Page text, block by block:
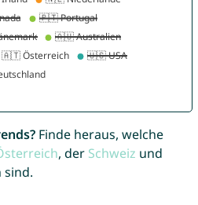
Finde heraus, welche
, der Schweiz und